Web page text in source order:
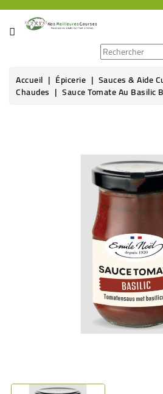
CATÉGORIE
ÉPICERIE
Accueil Épicerie Sauces & Aide
Chaudes Sauce Tomate Au Basilic